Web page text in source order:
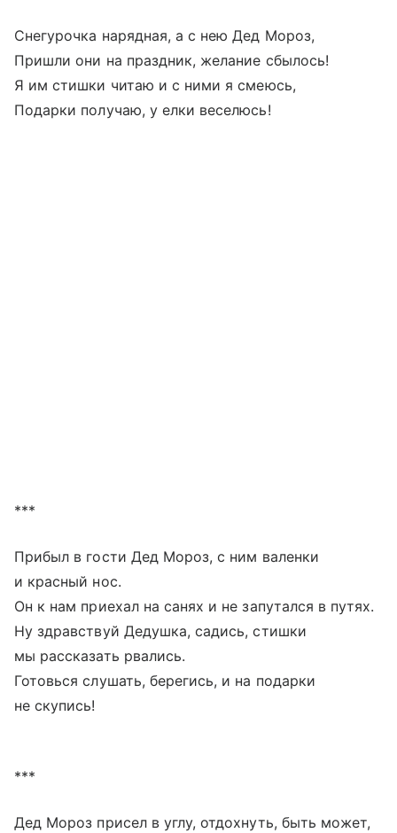
Снегурочка нарядная, а с нею Дед Мороз,
Пришли они на праздник, желание сбылось!
Я им стишки читаю и с ними я смеюсь,
Подарки получаю, у елки веселюсь!
***
Прибыл в гости Дед Мороз, с ним валенки
и красный нос.
Он к нам приехал на санях и не запутался в путях.
Ну здравствуй Дедушка, садись, стишки
мы рассказать рвались.
Готовься слушать, берегись, и на подарки
не скупись!
***
Дед Мороз присел в углу, отдохнуть, быть может,